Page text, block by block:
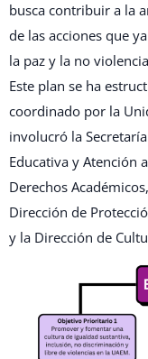
busca contribuir a la
de las acciones que
la paz y la no
Este plan se ha
coordinado por la
involucró la
Educativa y Atención
Derechos
Dirección de
y la Dirección de